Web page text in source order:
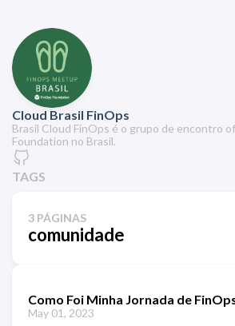
Cloud Brasil FinOps
Brasil Cloud FinOps é o grupo de encontro
Foundation no Brasil.
TAGS
3 PÁGINAS
comunidade
Como Foi Minha Jornada de
May 01, 2023